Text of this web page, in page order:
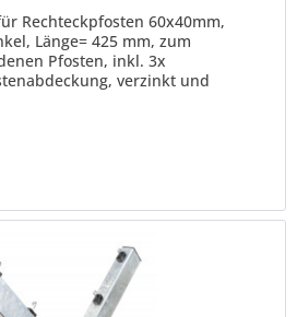
Rechteckpfosten 60x40mm,
Länge= 425 mm, zum
Pfosten, inkl. 3x
verzinkt und